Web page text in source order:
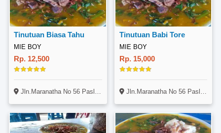
Tinutuan Biasa Tahu
MIE BOY
Rp. 12,500
Jln.Maranatha No 56 Paslaten I Lingkungan IV Tomohon Timur
Tinutuan Babi Tore
MIE BOY
Rp. 15,000
Jln.Maranatha No 56 Paslaten I Lingkungan IV Tomohon Timur